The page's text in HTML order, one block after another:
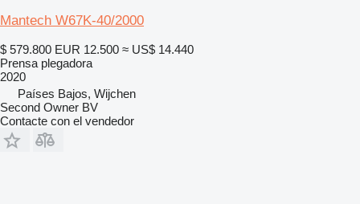
Mantech W67K-40/2000
$ 579.800 EUR 12.500 ≈ US$ 14.440
Prensa plegadora
2020
Países Bajos, Wijchen
Second Owner BV
Contacte con el vendedor